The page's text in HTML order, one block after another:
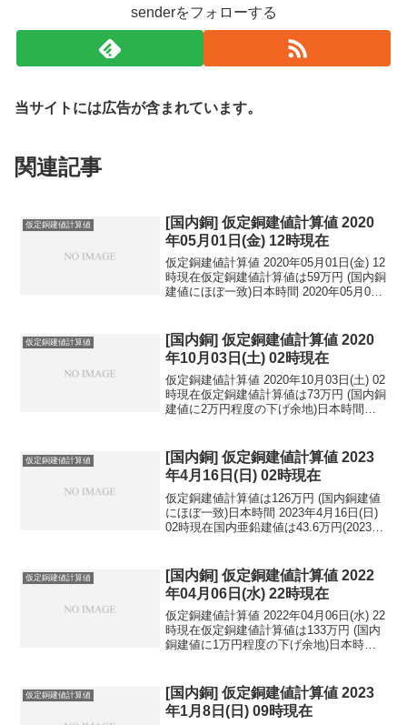
senderをフォローする
当サイトには広告が含まれています。
関連記事
仮定銅建値計算値
[国内銅] 仮定銅建値計算値 2020
年05月01日(金) 12時現在
仮定銅建値計算値 2020年05月01日(金) 12
時現在仮定銅建値計算値は59万円 (国内銅
建値にほぼ一致)日本時間 2020年05月01
円...
仮定銅建値計算値
[国内銅] 仮定銅建値計算値 2020
年10月03日(土) 02時現在
仮定銅建値計算値 2020年10月03日(土) 02
時現在仮定銅建値計算値は73万円 (国内銅
建値に2万円程度の下げ余地)日本時間
民元：1...
仮定銅建値計算値
[国内銅] 仮定銅建値計算値 2023
年4月16日(日) 02時現在
仮定銅建値計算値は126万円 (国内銅建値
にほぼ一致)日本時間 2023年4月16日(日)
02時現在国内亜鉛建値は43.6万円(2023年
相...
仮定銅建値計算値
[国内銅] 仮定銅建値計算値 2022
年04月06日(水) 22時現在
仮定銅建値計算値 2022年04月06日(水) 22
時現在仮定銅建値計算値は133万円 (国内
銅建値に1万円程度の下げ余地)日本時間
民元：...
仮定銅建値計算値
[国内銅] 仮定銅建値計算値 2023
年1月8日(日) 09時現在